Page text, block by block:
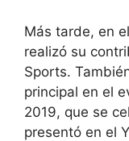
Más tarde, en
realizó su
Sports.
principal en el
2019, que se
presentó en el